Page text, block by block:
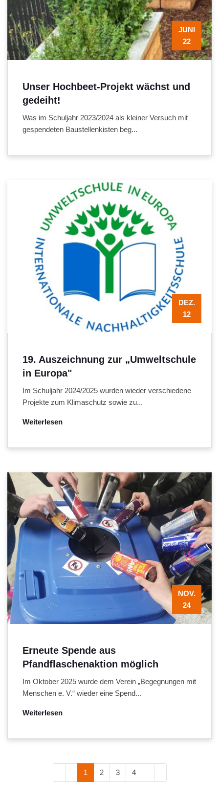
Unser Hochbeet-Projekt wächst und
gedeiht!
JUNI
22
Was im Schuljahr 2023/2024 als kleiner Versuch mit
gespendeten Baustellenkisten beg...
19. Auszeichnung zur „Umweltschule
in Europa"
DEZ.
12
Im Schuljahr 2024/2025 wurden wieder verschiedene
Projekte zum Klimaschutz sowie zu...
Weiterlesen
Erneute Spende aus
Pfandflaschenaktion möglich
NOV.
24
Im Oktober 2025 wurde dem Verein „Begegnungen mit
Menschen e. V.“ wieder eine Spend...
Weiterlesen
1 2 3 4